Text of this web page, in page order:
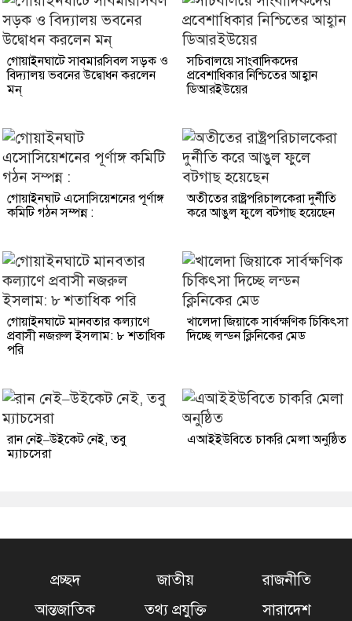
গোয়াইনঘাটে সাবমারসিবল সড়ক ও
বিদ্যালয় ভবনের উদ্বোধন করলেন
মন্
সচিবালয়ে সাংবাদিকদের
প্রবেশাধিকার নিশ্চিতের আহ্বান
ডিআরইউয়ের
গোয়াইনঘাট এসোসিয়েশনের পূর্ণাঙ্গ
কমিটি গঠন সম্পন্ন :
অতীতের রাষ্ট্রপরিচালকেরা দুর্নীতি
করে আঙুল ফুলে বটগাছ হয়েছেন
গোয়াইনঘাটে মানবতার কল্যাণে
প্রবাসী নজরুল ইসলাম: ৮ শতাধিক
পরি
খালেদা জিয়াকে সার্বক্ষণিক চিকিৎসা
দিচ্ছে লন্ডন ক্লিনিকের মেড
রান নেই–উইকেট নেই, তবু
ম্যাচসেরা
এআইইউবিতে চাকরি মেলা অনুষ্ঠিত
প্রচ্ছদ জাতীয়
রাজনীতি
আন্তজাতিক
তথ্য প্রযুক্তি
সারাদেশ